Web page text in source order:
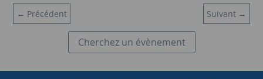
← Précédent Suivant→
Cherchez un évènement